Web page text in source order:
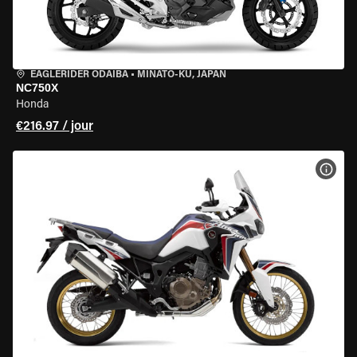
EAGLERIDER ODAIBA • MINATO-KU, JAPAN
NC750X
Honda
€216.97 / jour